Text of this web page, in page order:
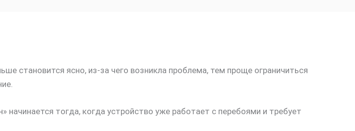
становится ясно, из-за чего возникла проблема, тем проще ограничиться
тогда, когда устройство уже работает с перебоями и требует